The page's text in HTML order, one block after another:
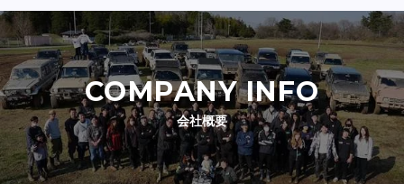
COMPANY INFO
会社概要